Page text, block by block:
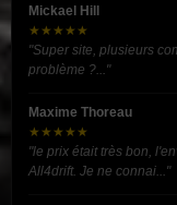
Mickael Hill
★★★★★
"Super site, plusieurs
problème ?..."
Maxime Thoreau
★★★★★
"le prix était très bon,
All4drift. Je ne connai..."